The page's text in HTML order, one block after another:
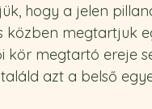
hogy a jelen
közben megtartjuk
kör megtartó ereje
azt a belső